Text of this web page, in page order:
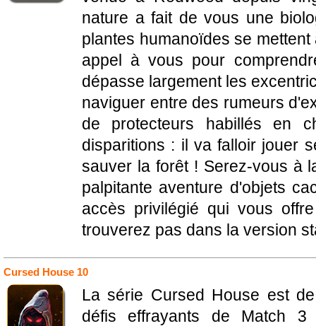
nature a fait de vous une
plantes humanoïdes se
appel à vous pour
dépasse largement les
naviguer entre des rumeurs
de protecteurs habillés en
disparitions : il va falloir jouer
sauver la forêt ! Serez-vous à
palpitante aventure d'objets
accès privilégié qui vous
trouverez pas dans la version
Cursed House 10
La série Cursed House est
défis effrayants de Match